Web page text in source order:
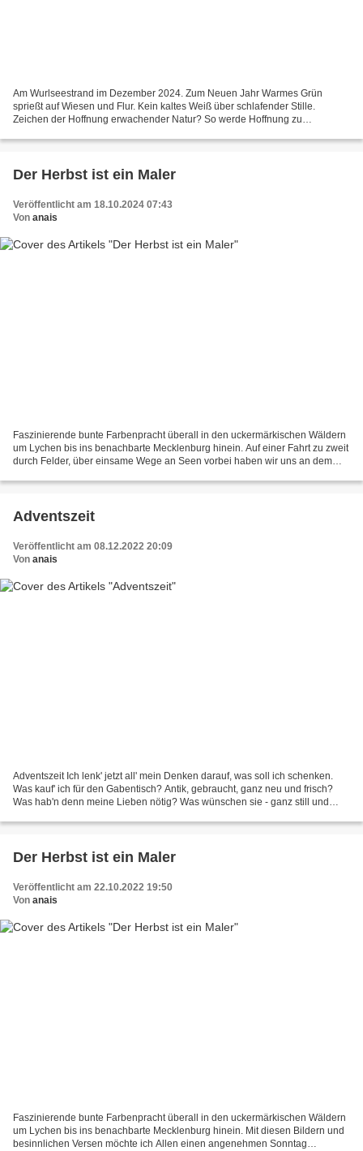
Am Wurlseestrand im Dezember 2024. Zum Neuen Jahr Warmes Grün
sprießt auf Wiesen und Flur. Kein kaltes Weiß über schlafender Stille.
Zeichen der Hoffnung erwachender Natur? So werde Hoffnung zu
Der Herbst ist ein Maler
Veröffentlicht am 18.10.2024 07:43
Von anais
Faszinierende bunte Farbenpracht überall in den uckermärkischen Wäldern
um Lychen bis ins benachbarte Mecklenburg hinein. Auf einer Fahrt zu zweit
durch Felder, über einsame Wege an Seen vorbei haben wir uns an dem
Adventszeit
Veröffentlicht am 08.12.2022 20:09
Von anais
Adventszeit Ich lenk' jetzt all' mein Denken darauf, was soll ich schenken.
Was kauf' ich für den Gabentisch? Antik, gebraucht, ganz neu und frisch?
Was hab'n denn meine Lieben nötig? Was wünschen sie - ganz still und
Der Herbst ist ein Maler
Veröffentlicht am 22.10.2022 19:50
Von anais
Faszinierende bunte Farbenpracht überall in den uckermärkischen Wäldern
um Lychen bis ins benachbarte Mecklenburg hinein. Mit diesen Bildern und
besinnlichen Versen möchte ich Allen einen angenehmen Sonntag